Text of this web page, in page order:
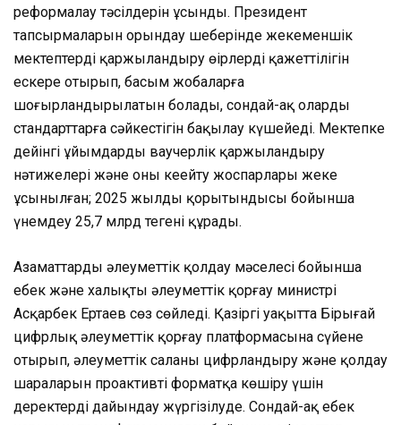
реформалау тәсілдерін ұсынды. Президент
тапсырмаларын орындау шеңберінде жекеменшік
мектептерді қаржыландыру өңірлердің қажеттілігін
ескере отырып, басым жобаларға
шоғырландырылатын болады, сондай-ақ олардың
стандарттарға сәйкестігін бақылау күшейеді. Мектепке
дейінгі ұйымдарды ваучерлік қаржыландыру
нәтижелері және оны кеңейту жоспарлары жеке
ұсынылған; 2025 жылдың қорытындысы бойынша
үнемдеу 25,7 млрд теңгені құрады.
Азаматтарды әлеуметтік қолдау мәселесі бойынша
еңбек және халықты әлеуметтік қорғау министрі
Асқарбек Ертаев сөз сөйледі. Қазіргі уақытта Бірыңғай
цифрлық әлеуметтік қорғау платформасына сүйене
отырып, әлеуметтік саланы цифрландыру және қолдау
шараларын проактивті форматқа көшіру үшін
деректерді дайындау жүргізілуде. Сондай-ақ еңбек